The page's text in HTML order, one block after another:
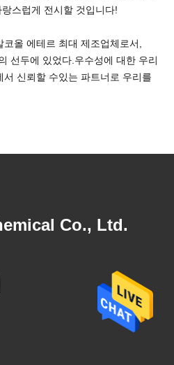
스럽게 전시할 것입니다!
올 에테르 최대 제조업체로서,
선두에 있었다.우수성에 대한 우리
신뢰할 수있는 파트너로 우리를
Co., Ltd.